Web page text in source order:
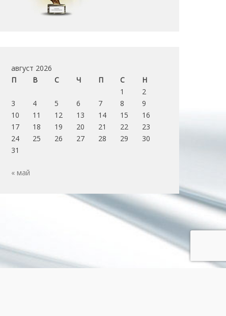
август 2026
П
В С Ч П С
Н
1
2
3
4 5 6 7 8
9
10
11 12 13 14 15
16
17
18 19 20 21 22
23
24
25 26 27 28 29
30
31
« май